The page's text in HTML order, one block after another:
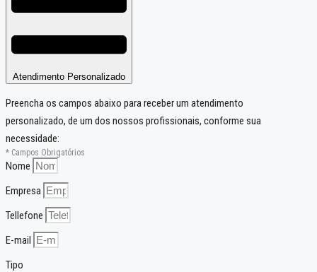
Atendimento Personalizado
Preencha os campos abaixo para receber um atendimento
personalizado, de um dos nossos profissionais, conforme sua
necessidade:
* Campos Obrigatórios
Nome
Empresa
Tellefone
E-mail
Tipo